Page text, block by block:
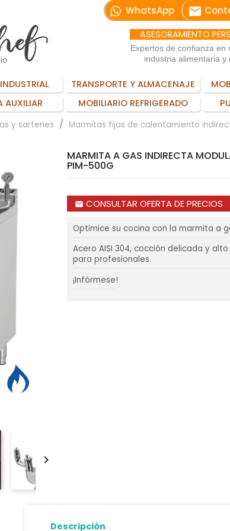
WhatsApp email
ASESORAMIENTO
Expertos de confianza en
industria alimentaria y
TRANSPORTE Y ALMACENAJE
AUXILIAR
MOBILIARIO REFRIGERADO
y sartenes Marmitas fijas de calentamiento

MARMITA A GAS INDIRECTA
PIM-500G
email CONSULTAR OFERTA DE PRECIOS
Optimice su cocina con la marmita a
Acero AISI 304, cocción delicada y
para profesionales.
¡Infórmese!
Descripción